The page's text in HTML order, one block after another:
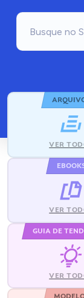
VER
VER
GUIA DE
VER